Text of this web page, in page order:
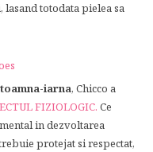
totodata pielea sa
iarna, Chicco a
FIZIOLOGIC. Ce
in dezvoltarea
protejat si respectat,